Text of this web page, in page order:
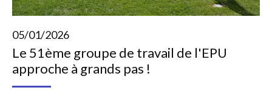
05/01/2026
Le 51ème groupe de travail de l'EPU
approche à grands pas !